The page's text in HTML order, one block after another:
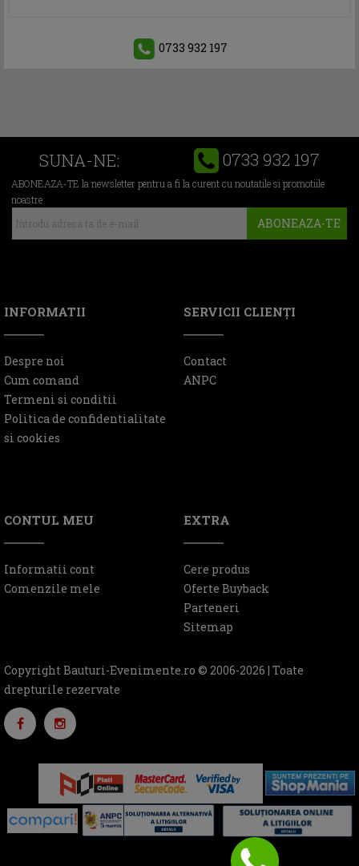
0733 932 197
SUNA-NE: 0733 932 197
ABONEAZA-TE la newsletter pentru a fi la curent cu noutatile si promotiile
noastre
ABONEAZA-TE
INFORMATII
Despre noi
Cum comand
Termeni si conditii
Politica de confidentialitate
si cookies
SERVICII CLIENŢI
Contact
ANPC
CONTUL MEU
Informatii cont
Comenzile mele
EXTRA
Cere produs
Oferte Buyback
Parteneri
Sitemap
Copyright Bauturi-Evenimente.ro © 2006-2026 | Toate
drepturile rezervate